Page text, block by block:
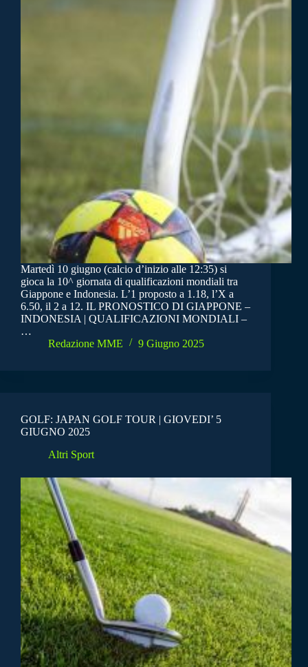
Martedì 10 giugno (calcio d’inizio alle 12:35) si
gioca la 10^ giornata di qualificazioni mondiali tra
Giappone e Indonesia. L’1 proposto a 1.18, l’X a
6.50, il 2 a 12. IL PRONOSTICO DI GIAPPONE –
INDONESIA | QUALIFICAZIONI MONDIALI –
…
Redazione MME
9 Giugno 2025
GOLF: JAPAN GOLF TOUR | GIOVEDI’ 5
GIUGNO 2025
Altri Sport